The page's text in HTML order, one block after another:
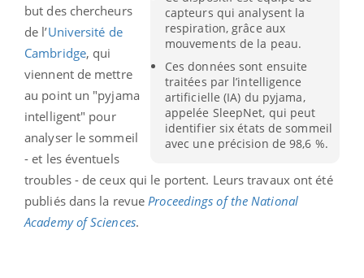
capteurs qui analysent la
respiration, grâce aux
mouvements de la peau.
Ces données sont ensuite
traitées par l’intelligence
artificielle (IA) du pyjama,
appelée SleepNet, qui peut
identifier six états de sommeil
avec une précision de 98,6 %.
but des chercheurs
de l’Université de
Cambridge, qui
viennent de mettre
au point un "pyjama
intelligent" pour
analyser le sommeil
- et les éventuels
troubles - de ceux qui le portent. Leurs travaux ont été
publiés dans la revue Proceedings of the National
Academy of Sciences.